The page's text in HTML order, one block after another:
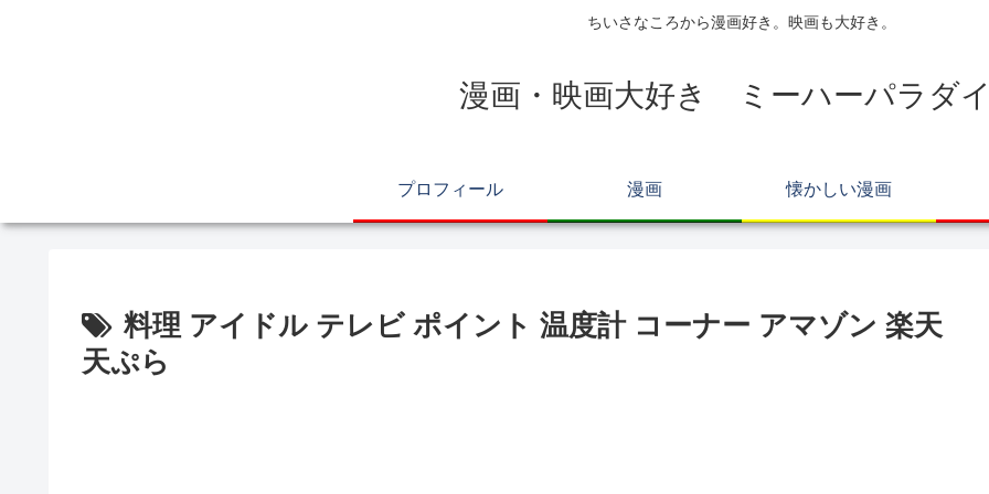
ちいさなころから漫画好き。映画も大好き。
漫画・映画大好き ミーハーパラダ
プロフィール 漫画 懐かしい漫画
料理 アイドル テレビ ポイント 温度計 コーナー アマゾン 楽天
天ぷら